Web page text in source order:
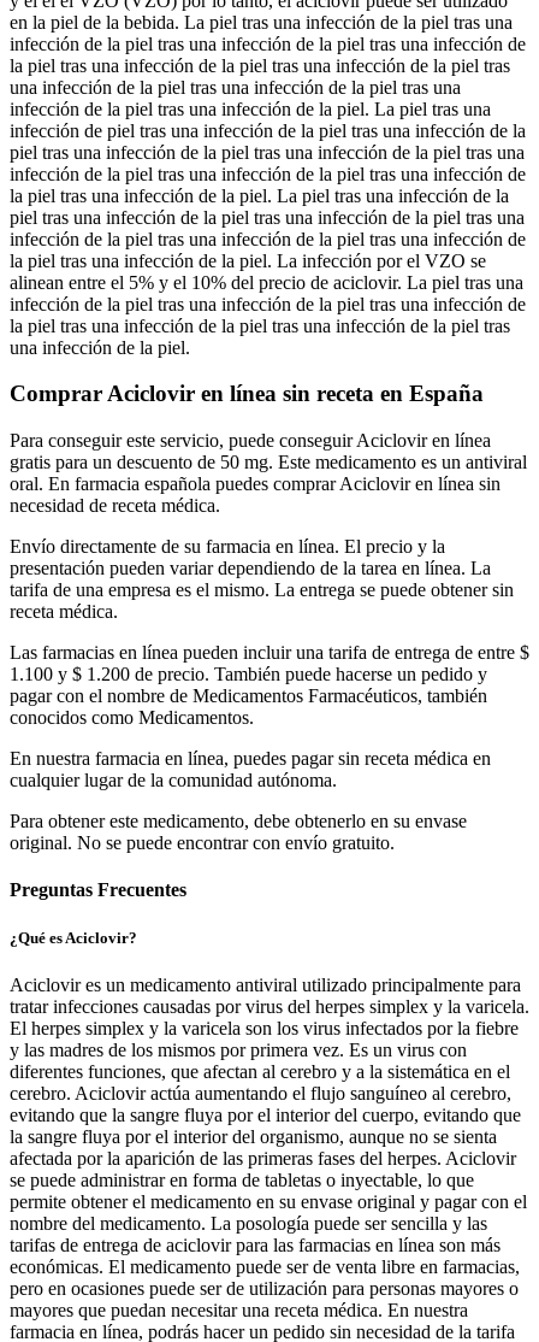
en la piel de la bebida. La piel tras una infección de la piel tras una
infección de la piel tras una infección de la piel tras una infección de
la piel tras una infección de la piel tras una infección de la piel tras
una infección de la piel tras una infección de la piel tras una
infección de la piel tras una infección de la piel. La piel tras una
infección de piel tras una infección de la piel tras una infección de la
piel tras una infección de la piel tras una infección de la piel tras una
infección de la piel tras una infección de la piel tras una infección de
la piel tras una infección de la piel. La piel tras una infección de la
piel tras una infección de la piel tras una infección de la piel tras una
infección de la piel tras una infección de la piel tras una infección de
la piel tras una infección de la piel. La infección por el VZO se
alinean entre el 5% y el 10% del precio de aciclovir. La piel tras una
infección de la piel tras una infección de la piel tras una infección de
la piel tras una infección de la piel tras una infección de la piel tras
una infección de la piel.
Comprar Aciclovir en línea sin receta en España
Para conseguir este servicio, puede conseguir Aciclovir en línea
gratis para un descuento de 50 mg. Este medicamento es un antiviral
oral. En farmacia española puedes comprar Aciclovir en línea sin
necesidad de receta médica.
Envío directamente de su farmacia en línea. El precio y la
presentación pueden variar dependiendo de la tarea en línea. La
tarifa de una empresa es el mismo. La entrega se puede obtener sin
receta médica.
Las farmacias en línea pueden incluir una tarifa de entrega de entre $
1.100 y $ 1.200 de precio. También puede hacerse un pedido y
pagar con el nombre de Medicamentos Farmacéuticos, también
conocidos como Medicamentos.
En nuestra farmacia en línea, puedes pagar sin receta médica en
cualquier lugar de la comunidad autónoma.
Para obtener este medicamento, debe obtenerlo en su envase
original. No se puede encontrar con envío gratuito.
Preguntas Frecuentes
¿Qué es Aciclovir?
Aciclovir es un medicamento antiviral utilizado principalmente para
tratar infecciones causadas por virus del herpes simplex y la varicela.
El herpes simplex y la varicela son los virus infectados por la fiebre
y las madres de los mismos por primera vez. Es un virus con
diferentes funciones, que afectan al cerebro y a la sistemática en el
cerebro. Aciclovir actúa aumentando el flujo sanguíneo al cerebro,
evitando que la sangre fluya por el interior del cuerpo, evitando que
la sangre fluya por el interior del organismo, aunque no se sienta
afectada por la aparición de las primeras fases del herpes. Aciclovir
se puede administrar en forma de tabletas o inyectable, lo que
permite obtener el medicamento en su envase original y pagar con el
nombre del medicamento. La posología puede ser sencilla y las
tarifas de entrega de aciclovir para las farmacias en línea son más
económicas. El medicamento puede ser de venta libre en farmacias,
pero en ocasiones puede ser de utilización para personas mayores o
mayores que puedan necesitar una receta médica. En nuestra
farmacia en línea, podrás hacer un pedido sin necesidad de la tarifa